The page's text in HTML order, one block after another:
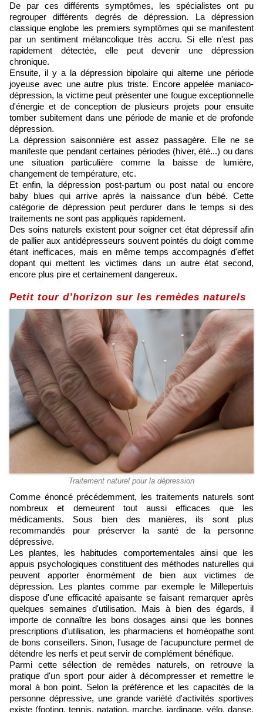
De par ces différents symptômes, les spécialistes ont pu
regrouper différents degrés de dépression. La dépression
classique englobe les premiers symptômes qui se manifestent
par un sentiment mélancolique très accru. Si elle n'est pas
rapidement détectée, elle peut devenir une dépression
chronique.
Ensuite, il y a la dépression bipolaire qui alterne une période
joyeuse avec une autre plus triste. Encore appelée maniaco-
dépression, la victime peut présenter une fougue exceptionnelle
d'énergie et de conception de plusieurs projets pour ensuite
tomber subitement dans une période de manie et de profonde
dépression.
La dépression saisonnière est assez passagère. Elle ne se
manifeste que pendant certaines périodes (hiver, été...) ou dans
une situation particulière comme la baisse de lumière,
changement de température, etc.
Et enfin, la dépression post-partum ou post natal ou encore
baby blues qui arrive après la naissance d'un bébé. Cette
catégorie de dépression peut perdurer dans le temps si des
traitements ne sont pas appliqués rapidement.
Des soins naturels existent pour soigner cet état dépressif afin
de pallier aux antidépresseurs souvent pointés du doigt comme
étant inefficaces, mais en même temps accompagnés d'effet
dopant qui mettent les victimes dans un autre état second,
encore plus pire et certainement dangereux.
Petit tour d’horizon sur les remèdes naturels
Traitement naturel pour la dépression
Comme énoncé précédemment, les traitements naturels sont
nombreux et demeurent tout aussi efficaces que les
médicaments. Sous bien des manières, ils sont plus
recommandés pour préserver la santé de la personne
dépressive.
Les plantes, les habitudes comportementales ainsi que les
appuis psychologiques constituent des méthodes naturelles qui
peuvent apporter énormément de bien aux victimes de
dépression. Les plantes comme par exemple le Millepertuis
dispose d'une efficacité apaisante se faisant remarquer après
quelques semaines d'utilisation. Mais à bien des égards, il
importe de connaître les bons dosages ainsi que les bonnes
prescriptions d'utilisation, les pharmaciens et homéopathe sont
de bons conseillers. Sinon, l'usage de l'acupuncture permet de
détendre les nerfs et peut servir de complément bénéfique.
Parmi cette sélection de remèdes naturels, on retrouve la
pratique d'un sport pour aider à décompresser et remettre le
moral à bon point. Selon la préférence et les capacités de la
personne dépressive, une grande variété d'activités sportives
existe (footing, tennis, natation, marche, jardinage, vélo, danse,